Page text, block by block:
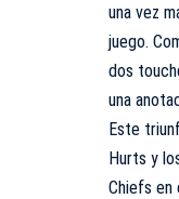
una vez
juego.
dos
una
Este
Hurts y
Chiefs en